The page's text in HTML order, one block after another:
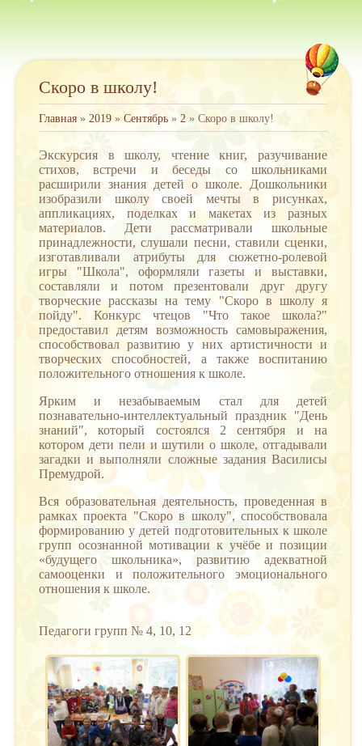
Скоро в школу!
Главная» 2019 » Сентябрь » 2 » Скоро в школу!
Экскурсия в школу, чтение книг, разучивание
стихов, встречи и беседы со школьниками
расширили знания детей о школе. Дошкольники
изобразили школу своей мечты в рисунках,
аппликациях, поделках и макетах из разных
материалов. Дети рассматривали школьные
принадлежности, слушали песни, ставили сценки,
изготавливали атрибуты для сюжетно-ролевой
игры "Школа", оформляли газеты и выставки,
составляли и потом презентовали друг другу
творческие рассказы на тему "Скоро в школу я
пойду". Конкурс чтецов "Что такое школа?"
предоставил детям возможность самовыражения,
способствовал развитию у них артистичности и
творческих способностей, а также воспитанию
положительного отношения к школе.
Ярким и незабываемым стал для детей
познавательно-интеллектуальный праздник "День
знаний", который состоялся 2 сентября и на
котором дети пели и шутили о школе, отгадывали
загадки и выполняли сложные задания Василисы
Премудрой.
Вся образовательная деятельность, проведенная в
рамках проекта "Скоро в школу", способствовала
формированию у детей подготовительных к школе
групп осознанной мотивации к учёбе и позиции
«будущего школьника», развитию адекватной
самооценки и положительного эмоционального
отношения к школе.
Педагоги групп № 4, 10, 12